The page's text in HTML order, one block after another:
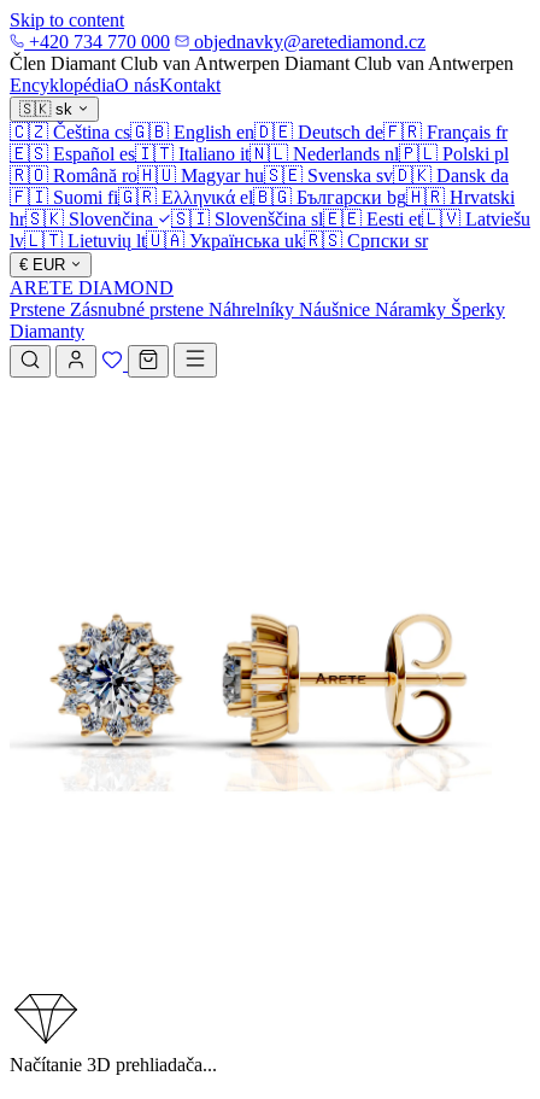
Skip to content
+420 734 770 000
objednavky@aretediamond.cz
Člen Diamant Club van Antwerpen Diamant Club van Antwerpen
EncyklopédiaO násKontakt
🇸🇰 sk
🇨🇿 Čeština cs🇬🇧 English en🇩🇪 Deutsch de🇫🇷 Français fr
🇪🇸 Español es🇮🇹 Italiano it🇳🇱 Nederlands nl🇵🇱 Polski pl
🇷🇴 Română ro🇭🇺 Magyar hu🇸🇪 Svenska sv🇩🇰 Dansk da
🇫🇮 Suomi fi🇬🇷 Ελληνικά el🇧🇬 Български bg🇭🇷 Hrvatski
hr🇸🇰 Slovenčina 🇸🇮 Slovenščina sl🇪🇪 Eesti et🇱🇻 Latviešu
lv🇱🇹 Lietuvių lt🇺🇦 Українська uk🇷🇸 Српски sr
€ EUR
ARETE DIAMOND
Prstene Zásnubné prstene Náhrelníky Náušnice Náramky Šperky
Diamanty
Načítanie 3D prehliadača...